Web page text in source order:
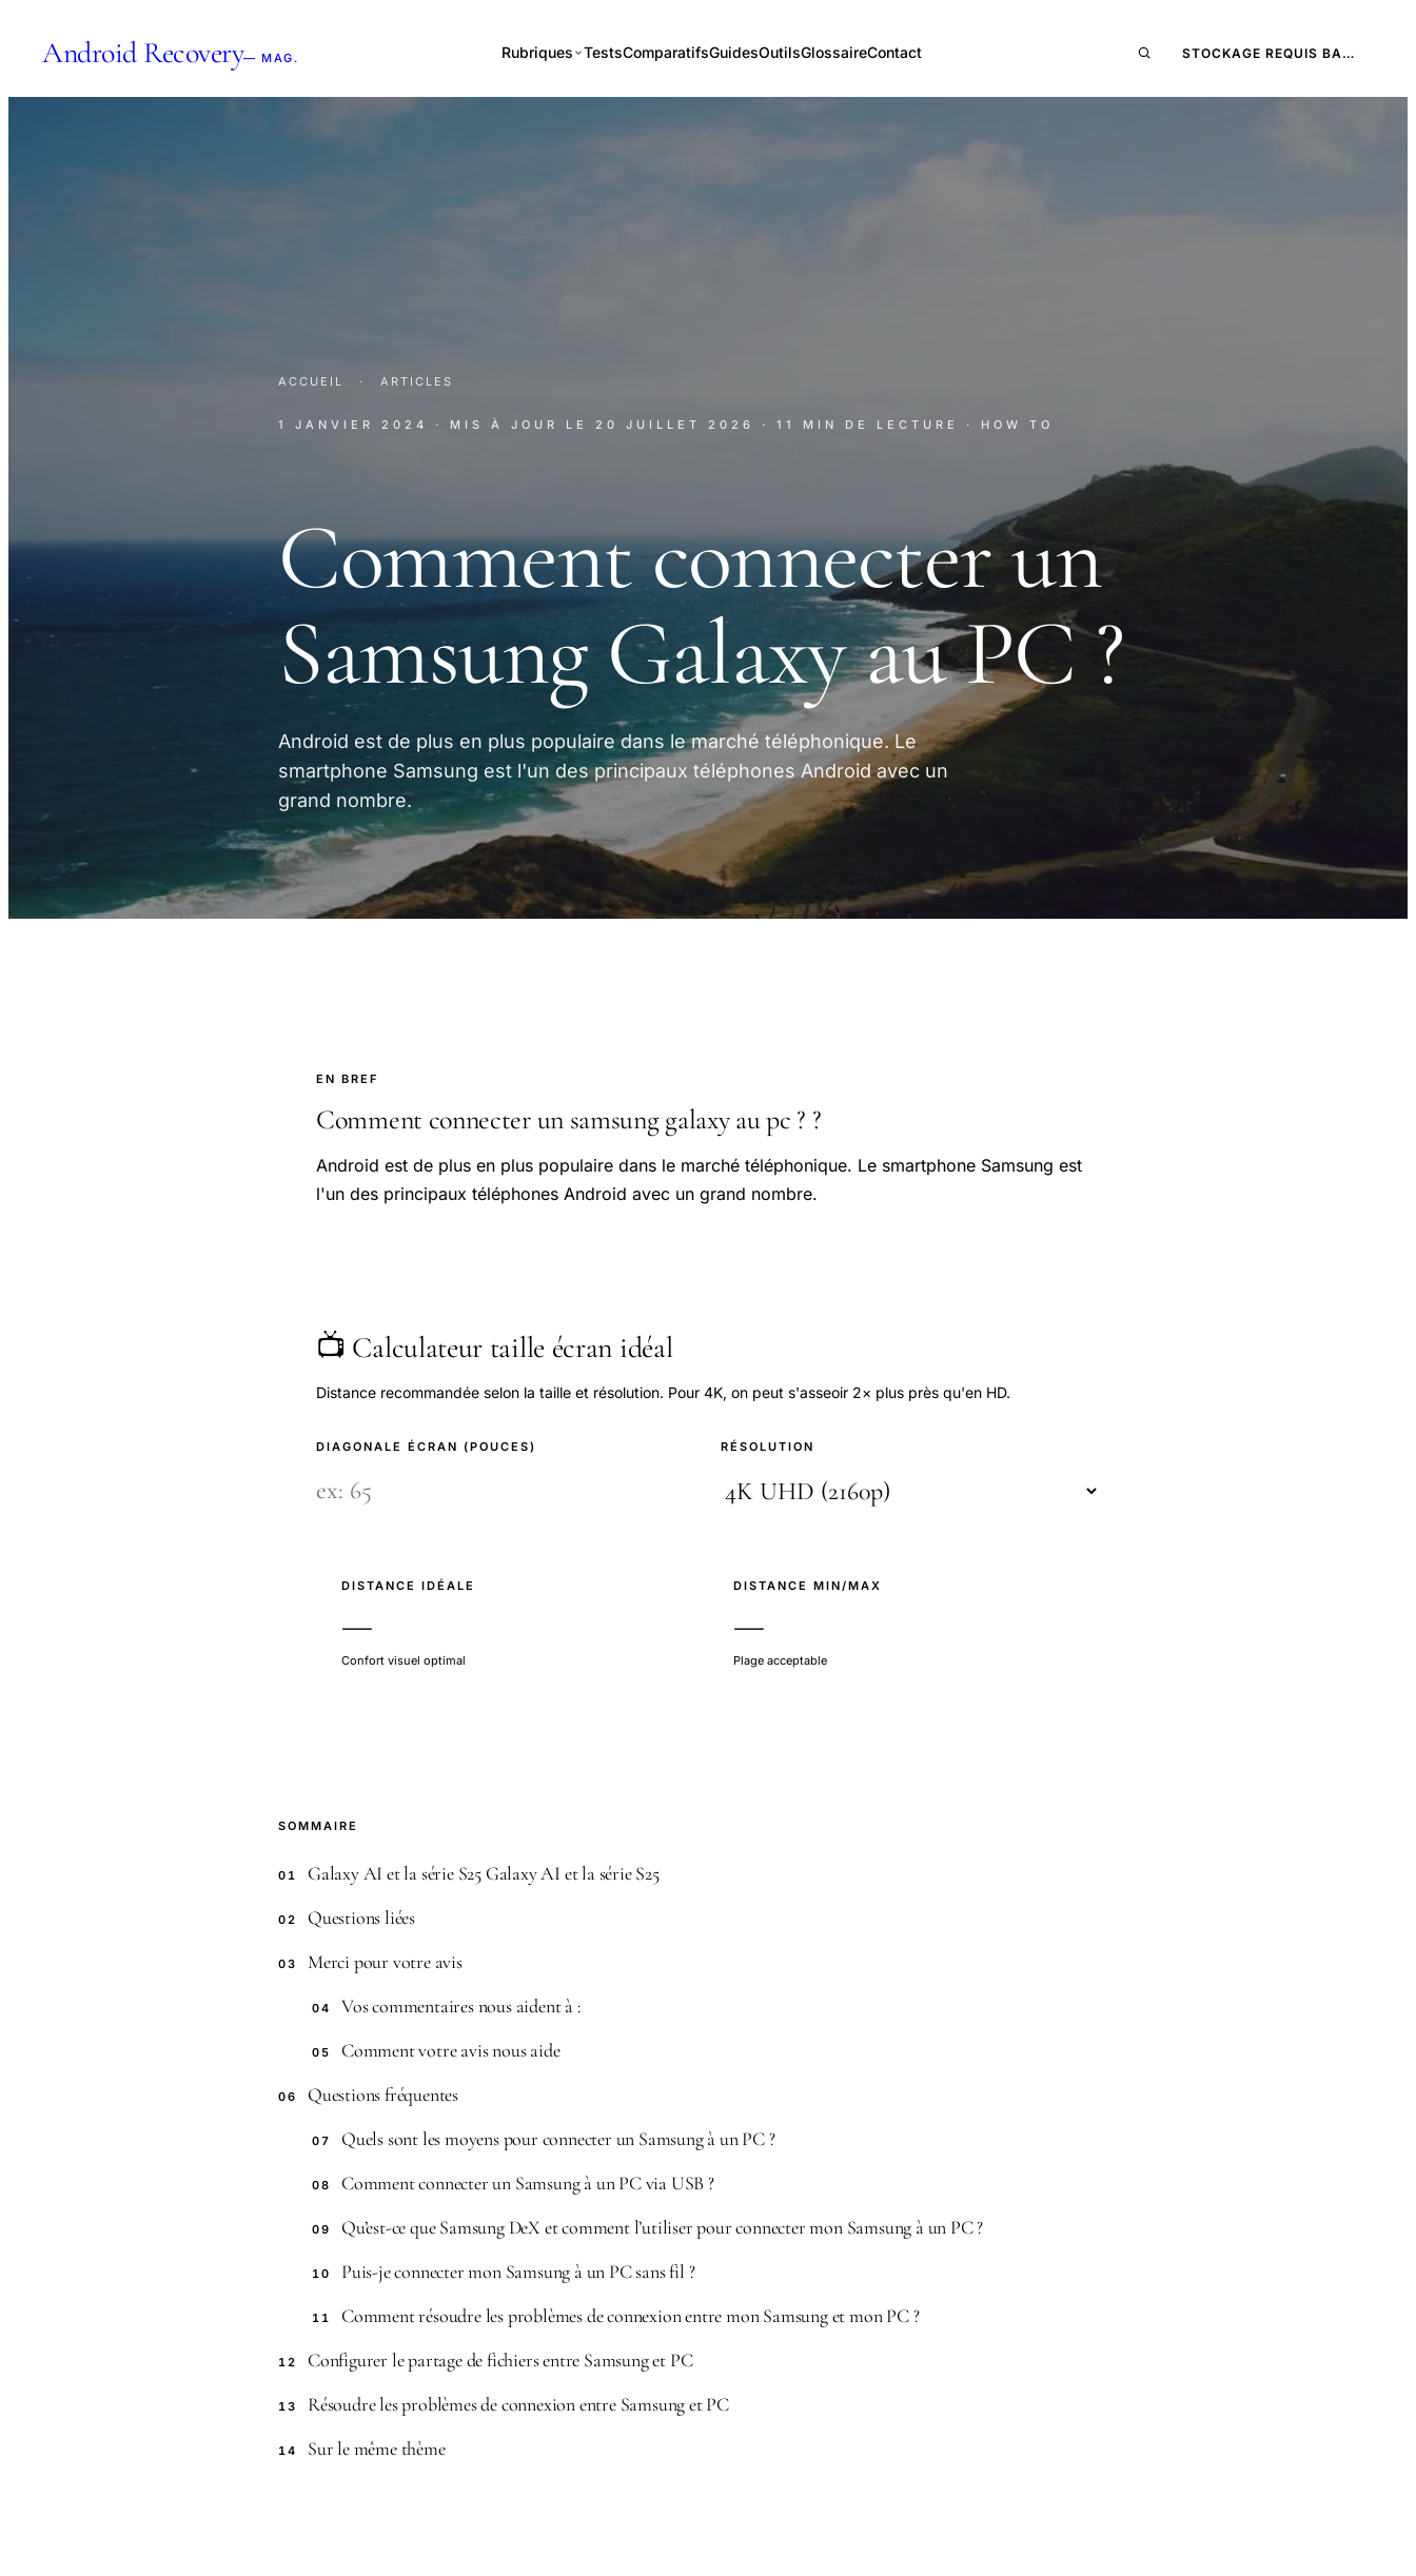
Android Recovery— MAG. Rubriques TestsComparatifsGuidesOutilsGlossaireContact STOCKAGE REQUIS BA…
ACCUEIL · ARTICLES
1 JANVIER 2024 · MIS À JOUR LE 20 JUILLET 2026 · 11 MIN DE LECTURE · HOW TO
Comment connecter un
Samsung Galaxy au PC ?
Android est de plus en plus populaire dans le marché téléphonique. Le
smartphone Samsung est l'un des principaux téléphones Android avec un
grand nombre.
EN BREF
Comment connecter un samsung galaxy au pc ? ?
Android est de plus en plus populaire dans le marché téléphonique. Le smartphone Samsung est
l'un des principaux téléphones Android avec un grand nombre.
📺 Calculateur taille écran idéal
Distance recommandée selon la taille et résolution. Pour 4K, on peut s'asseoir 2× plus près qu'en HD.
DIAGONALE ÉCRAN (POUCES) RÉSOLUTION
DISTANCE IDÉALE
—
Confort visuel optimal
DISTANCE MIN/MAX
—
Plage acceptable
SOMMAIRE
01 Galaxy AI et la série S25 Galaxy AI et la série S25
02 Questions liées
03 Merci pour votre avis
04 Vos commentaires nous aident à :
05 Comment votre avis nous aide
06 Questions fréquentes
07 Quels sont les moyens pour connecter un Samsung à un PC ?
08 Comment connecter un Samsung à un PC via USB ?
09 Qu’est-ce que Samsung DeX et comment l’utiliser pour connecter mon Samsung à un PC ?
10 Puis-je connecter mon Samsung à un PC sans fil ?
11 Comment résoudre les problèmes de connexion entre mon Samsung et mon PC ?
12 Configurer le partage de fichiers entre Samsung et PC
13 Résoudre les problèmes de connexion entre Samsung et PC
14 Sur le même thème